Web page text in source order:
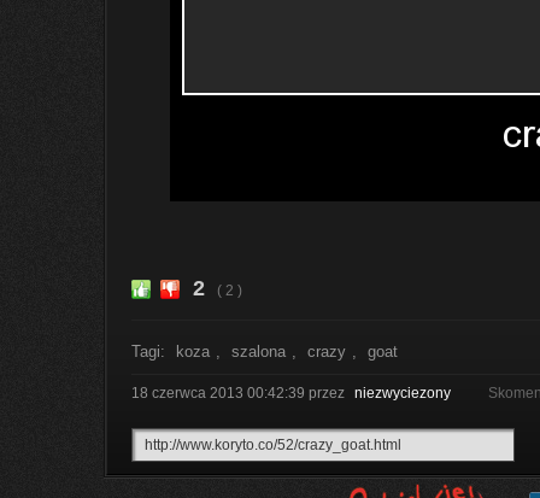
2 ( 2 )
Tagi: koza , szalona , crazy , goat
18 czerwca 2013 00:42:39 przez niezwyciezony